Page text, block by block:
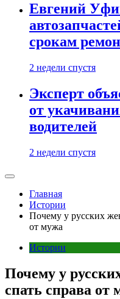
Евгений
срокам
2 недели спустя
Эксперт
от
водителей
2 недели спустя
Главная
Истории
Почему у русских
от мужа
Истории
Почему у
спать справа от